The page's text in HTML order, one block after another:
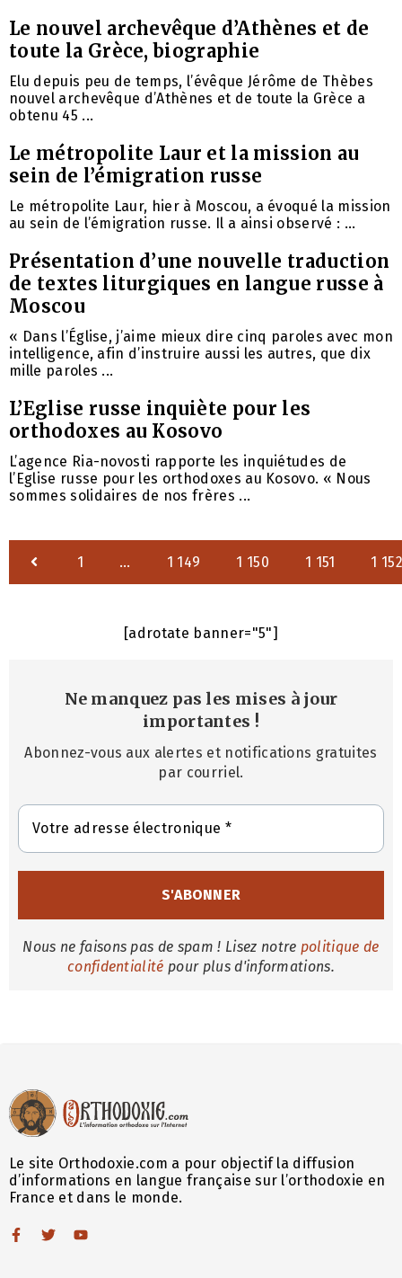
Le nouvel archevêque d’Athènes et de
toute la Grèce, biographie
Elu depuis peu de temps, l’évêque Jérôme de Thèbes
nouvel archevêque d’Athènes et de toute la Grèce a
obtenu 45 ...
Le métropolite Laur et la mission au
sein de l’émigration russe
Le métropolite Laur, hier à Moscou, a évoqué la mission
au sein de l’émigration russe. Il a ainsi observé : ...
Présentation d’une nouvelle traduction
de textes liturgiques en langue russe à
Moscou
« Dans l’Église, j’aime mieux dire cinq paroles avec mon
intelligence, afin d’instruire aussi les autres, que dix
mille paroles ...
L’Eglise russe inquiète pour les
orthodoxes au Kosovo
L’agence Ria-novosti rapporte les inquiétudes de
l’Eglise russe pour les orthodoxes au Kosovo. « Nous
sommes solidaires de nos frères ...
1 … 1 149 1 150 1 151 1
[adrotate banner="5"]
Ne manquez pas les mises à jour
importantes !
Abonnez-vous aux alertes et notifications gratuites
par courriel.
Nous ne faisons pas de spam ! Lisez notre politique de
confidentialité pour plus d'informations.
Le site Orthodoxie.com a pour objectif la diffusion
d’informations en langue française sur l’orthodoxie en
France et dans le monde.